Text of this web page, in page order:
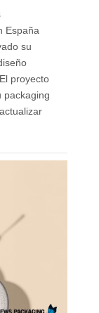
España
su
proyecto
packaging